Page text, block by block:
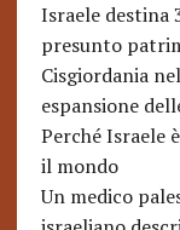
Israele destina
presunto
Cisgiordania
espansione
Perché Israele
il mondo
Un medico